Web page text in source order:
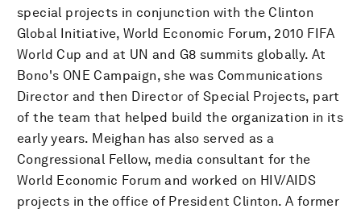
special projects in conjunction with the Clinton
Global Initiative, World Economic Forum, 2010 FIFA
World Cup and at UN and G8 summits globally. At
Bono's ONE Campaign, she was Communications
Director and then Director of Special Projects, part
of the team that helped build the organization in its
early years. Meighan has also served as a
Congressional Fellow, media consultant for the
World Economic Forum and worked on HIV/AIDS
projects in the office of President Clinton. A former